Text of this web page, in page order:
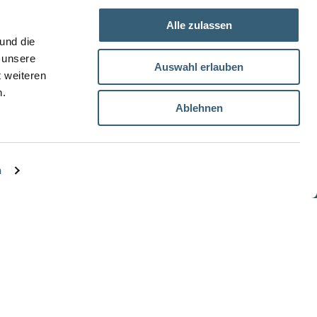
die
weiteren
Alle zulassen
Auswahl erlauben
Ablehnen
Data protection Impressum